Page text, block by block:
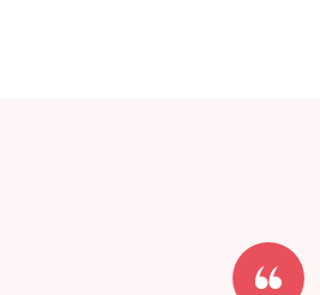
Start by trying our service for 30 days free